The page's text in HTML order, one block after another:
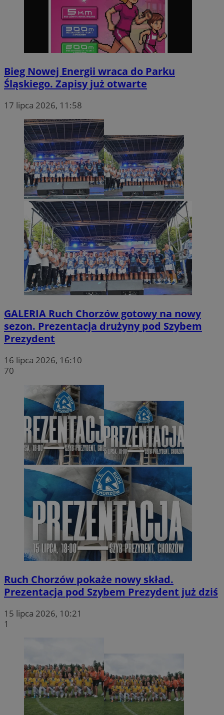
Bieg Nowej Energii wraca do Parku
Śląskiego. Zapisy już otwarte
17 lipca 2026, 11:58
GALERIA Ruch Chorzów gotowy na nowy
sezon. Prezentacja drużyny pod Szybem
Prezydent
16 lipca 2026, 16:10
70
Ruch Chorzów pokaże nowy skład.
Prezentacja pod Szybem Prezydent już dziś
15 lipca 2026, 10:21
1